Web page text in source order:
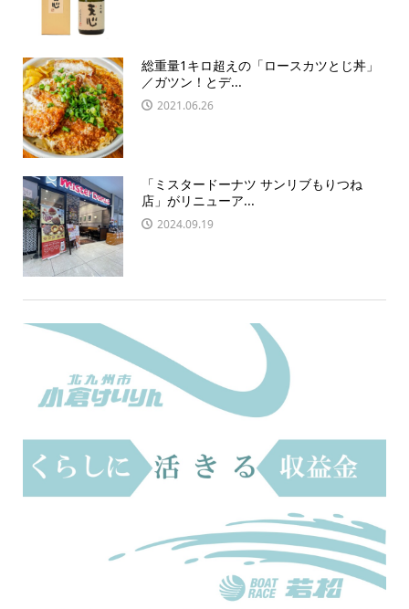
総重量1キロ超えの「ロースカツとじ丼」
／ガツン！とデ...
2021.06.26
「ミスタードーナツ サンリブもりつね
店」がリニューア...
2024.09.19